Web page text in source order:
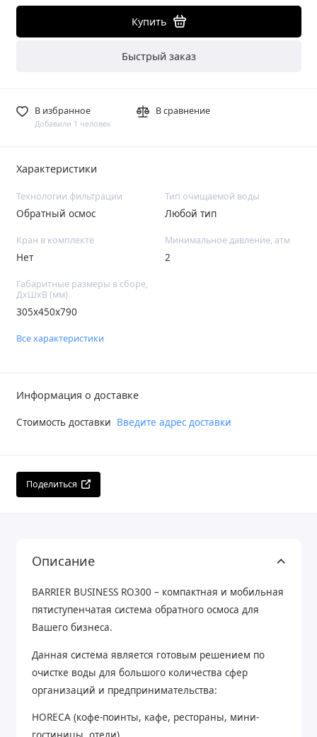
Купить
Быстрый заказ
В избранное
Добавили 1 человек
В сравнение
Характеристики
Технологии фильтрации
Обратный осмос
Тип очищаемой воды
Любой тип
Кран в комплекте
Нет
Минимальное давление, атм
2
Габаритные размеры в сборе,
ДхШхВ (мм)
305х450х790
Все характеристики
Информация о доставке
Стоимость доставки Введите адрес доставки
Поделиться
Описание
BARRIER BUSINESS RO300 – компактная и мобильная
пятиступенчатая система обратного осмоса для
Вашего бизнеса.
Данная система является готовым решением по
очистке воды для большого количества сфер
организаций и предпринимательства:
HORECA (кофе-поинты, кафе, рестораны, мини-